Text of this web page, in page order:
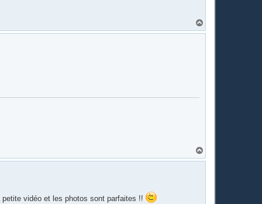
a
a
petite vidéo et les photos sont parfaites !!